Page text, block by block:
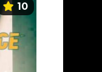
10